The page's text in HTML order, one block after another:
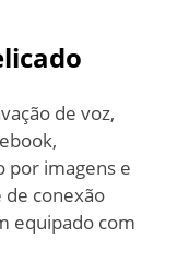
de voz,
por imagens e
de conexão
equipado com